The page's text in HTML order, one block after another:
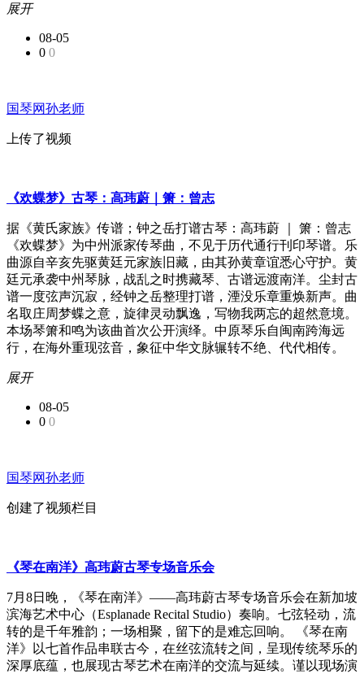
展开
08-05
0 0
国琴网孙老师
上传了视频
《欢蝶梦》古琴：高玮蔚｜箫：曾志
据《黄氏家族》传谱；钟之岳打谱古琴：高玮蔚 ｜ 箫：曾志
《欢蝶梦》为中州派家传琴曲，不见于历代通行刊印琴谱。乐
曲源自辛亥先驱黄廷元家族旧藏，由其孙黄章谊悉心守护。黄
廷元承袭中州琴脉，战乱之时携藏琴、古谱远渡南洋。尘封古
谱一度弦声沉寂，经钟之岳整理打谱，湮没乐章重焕新声。曲
名取庄周梦蝶之意，旋律灵动飘逸，写物我两忘的超然意境。
本场琴箫和鸣为该曲首次公开演绎。中原琴乐自闽南跨海远
行，在海外重现弦音，象征中华文脉辗转不绝、代代相传。
展开
08-05
0 0
国琴网孙老师
创建了视频栏目
《琴在南洋》高玮蔚古琴专场音乐会
7月8日晚，《琴在南洋》——高玮蔚古琴专场音乐会在新加坡
滨海艺术中心（Esplanade Recital Studio）奏响。七弦轻动，流
转的是千年雅韵；一场相聚，留下的是难忘回响。 《琴在南
洋》以七首作品串联古今，在丝弦流转之间，呈现传统琴乐的
深厚底蕴，也展现古琴艺术在南洋的交流与延续。谨以现场演